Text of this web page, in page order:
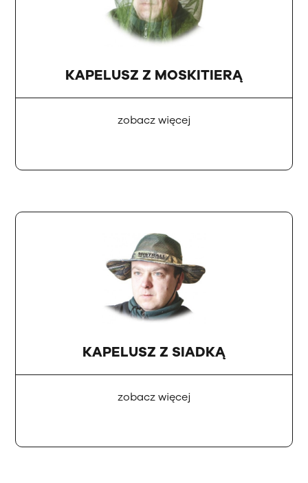
KAPELUSZ Z MOSKITIERĄ
zobacz więcej
KAPELUSZ Z SIADKĄ
zobacz więcej